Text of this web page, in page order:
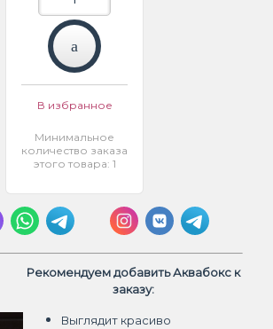
В избранное
Минимальное
количество заказа
этого товара: 1
Рекомендуем добавить Аквабокс к
заказу:
Выглядит красиво